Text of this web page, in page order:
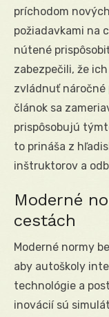
príchodom
požiadavkami na
nútené
zabezpečili, že
zvládnuť náročné
článok sa
prispôsobujú
to prináša z
inštruktorov a
Moderné
cestách
Moderné normy
aby autoškoly
technológie a
inovácií sú